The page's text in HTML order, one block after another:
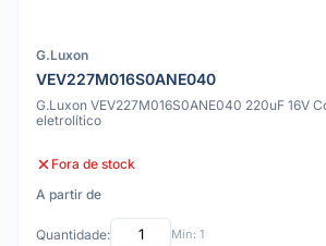
G.Luxon
VEV227M016S0ANE040
G.Luxon VEV227M016S0ANE040 220uF 16V
eletrolítico
Fora de stock
A partir de
Quantidade: Mín: 1